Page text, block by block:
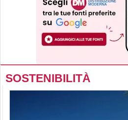
SOSTENIBILITÀ